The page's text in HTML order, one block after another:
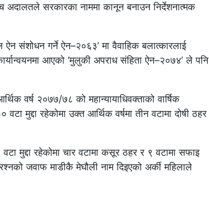
अदालतले सरकारका नाममा कानून बनाउन निर्देशनात्मक
संशोधन गर्ने ऐन–२०६३’ मा वैवाहिक बलात्कारलाई
आएको ‘मुलुकी अपराध संहिता ऐन–२०७४’ ले पनि
वर्ष २०७७/७८ को महान्यायाधिवक्ताको वार्षिक
मुद्दा रहेकोमा उक्त आर्थिक वर्षमा तीन वटामा दोषी ठहर
मुद्दा रहेकोमा चार वटामा कसूर ठहर र ९ वटामा सफाइ
जवाफ माडीकै मेघौली नाम दिइएको अर्की महिलाले